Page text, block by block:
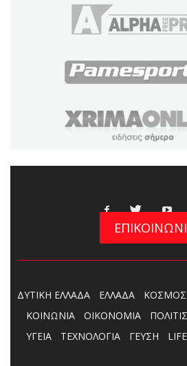
ΔΥΤΙΚΗ ΕΛΛΑΔΑ ΕΛΛΑΔΑ ΚΟΣΜΟΣ
ΚΟΙΝΩΝΙΑ
ΟΙΚΟΝΟΜΙΑ
ΥΓΕΙΑ
ΤΕΧΝΟΛΟΓΙΑ ΓΕΥΣΗ LIFE